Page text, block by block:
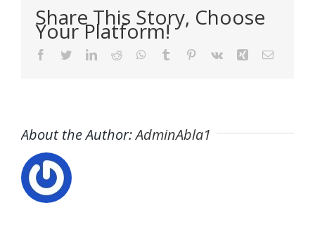
Share This Story, Choose
Your Platform!
Facebook
TwitterLinkedIn
Reddit WhatsApp
Tumblr Pinterest
Vk Xing Email
About the Author:AdminAbla1